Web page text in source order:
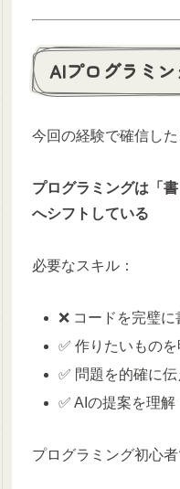
AIプログラミ
今回の経験で確信した
プログラミングは「
へシフトしている
必要なスキル：
❌ コードを完璧に
✅ 作りたいもの
✅ 問題を的確に
✅ AIの提案を理
プログラミング初心